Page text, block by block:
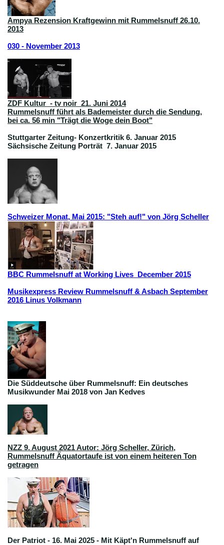
Ampya Rezension Kraftgewinn mit Rummelsnuff 26.10.
2013
030 - November 2013
ZDF Kultur - tv noir 21. Juni 2014
Rummelsnuff führt als Bademeister durch die Sendung,
bei ca. 56 min "Trägt die Woge dein Boot"
Stuttgarter Zeitung- Konzertkritik 6. Januar 2015
Sächsische Zeitung Porträt 7. Januar 2015
Schweizer Monat, Mai 2015: "Steh auf!" von Jörg Scheller
BBC Rummelsnuff at Working Lives December 2015
Musikexpress Review Rummelsnuff & Asbach September
2016 Linus Volkmann
Die Süddeutsche über Rummelsnuff: Ein deutsches
Musikwunder Mai 2018 von Jan Kedves
NZZ 9. August 2021 Autor: Jörg Scheller, Zürich,
Rummelsnuff Äquatortaufe ist von einem heiteren Ton
getragen
Der Patriot - 16. Mai 2025 - Mit Käpt'n Rummelsnuff auf